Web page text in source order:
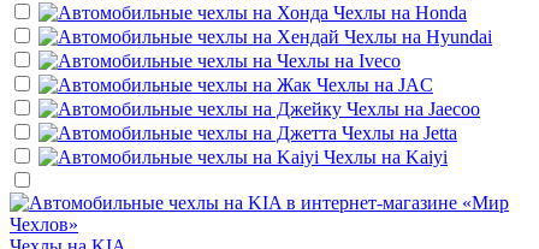
Чехлы на Honda
Чехлы на Hyundai
Чехлы на Iveco
Чехлы на JAC
Чехлы на Jaecoo
Чехлы на Jetta
Чехлы на Kaiyi